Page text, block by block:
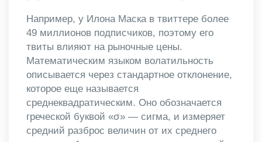
Например, у Илона Маска в твиттере более
49 миллионов подписчиков, поэтому его
твиты влияют на рыночные цены.
Математическим языком волатильность
описывается через стандартное отклонение,
которое еще называется
среднеквадратическим. Оно обозначается
греческой буквой «σ» — сигма, и измеряет
средний разброс величин от их среднего